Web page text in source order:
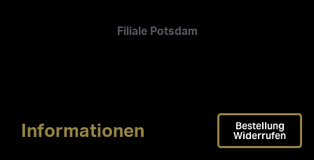
Filiale Potsdam
Informationen Bestellung
Widerrufen